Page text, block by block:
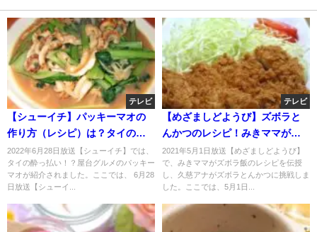
テレビ
【シューイチ】パッキーマオの
作り方（レシピ）は？タイの屋
台グルメ！
2022年6月28日放送【シューイチ】では、
タイの酔っ払い！？屋台グルメのパッキー
マオが紹介されました。ここでは、 6月28
日放送【シューイ...
テレビ
【めざましどようび】ズボラと
んかつのレシピ！みきママがフ
ライパンだけで？5月1日
2021年5月1日放送【めざましどようび】
で、みきママがズボラ飯のレシピを伝授
し、久慈アナがズボラとんかつに挑戦しま
した。ここでは、5月1日...